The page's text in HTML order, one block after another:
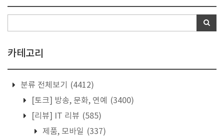
카테고리
분류 전체보기
(4412)
[토크] 방송, 문화, 연예
(3400)
[리뷰] IT 리뷰 (585)
제품, 모바일 (337)